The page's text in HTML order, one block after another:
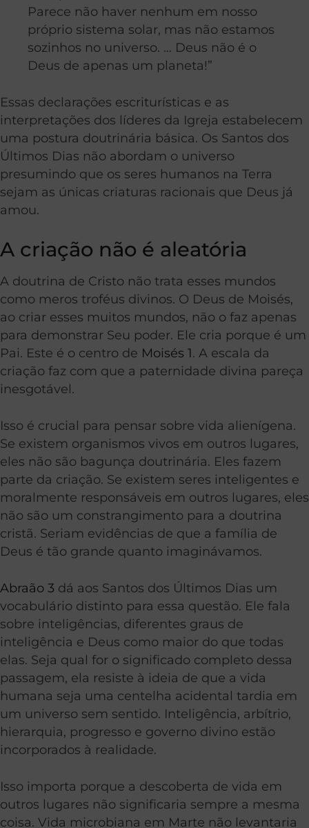
Parece não haver nenhum em nosso
próprio sistema solar, mas não estamos
sozinhos no universo. … Deus não é o
Deus de apenas um planeta!”
Essas declarações escriturísticas e as
interpretações dos líderes da Igreja estabelecem
uma postura doutrinária básica. Os Santos dos
Últimos Dias não abordam o universo
presumindo que os seres humanos na Terra
sejam as únicas criaturas racionais que Deus já
amou.
A criação não é aleatória
A doutrina de Cristo não trata esses mundos
como meros troféus divinos. O Deus de Moisés,
ao criar esses muitos mundos, não o faz apenas
para demonstrar Seu poder. Ele cria porque é um
Pai. Este é o centro de Moisés 1. A escala da
criação faz com que a paternidade divina pareça
inesgotável.
Isso é crucial para pensar sobre vida alienígena.
Se existem organismos vivos em outros lugares,
eles não são bagunça doutrinária. Eles fazem
parte da criação. Se existem seres inteligentes e
moralmente responsáveis em outros lugares, eles
não são um constrangimento para a doutrina
cristã. Seriam evidências de que a família de
Deus é tão grande quanto imaginávamos.
Abraão 3 dá aos Santos dos Últimos Dias um
vocabulário distinto para essa questão. Ele fala
sobre inteligências, diferentes graus de
inteligência e Deus como maior do que todas
elas. Seja qual for o significado completo dessa
passagem, ela resiste à ideia de que a vida
humana seja uma centelha acidental tardia em
um universo sem sentido. Inteligência, arbítrio,
hierarquia, progresso e governo divino estão
incorporados à realidade.
Isso importa porque a descoberta de vida em
outros lugares não significaria sempre a mesma
coisa. Vida microbiana em Marte não levantaria